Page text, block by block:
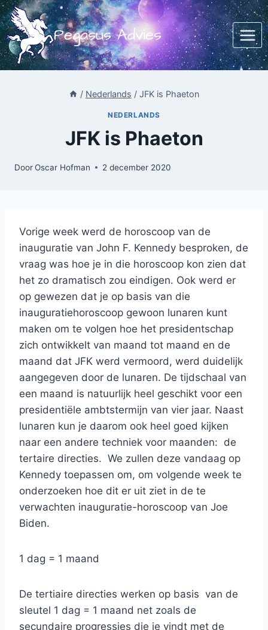
Doorgaan
naar
inhoud
Pegasus Advies
/ Nederlands / JFK is Phaeton
NEDERLANDS
JFK is Phaeton
DoorOscar Hofman 2 december 2020
Vorige week werd de horoscoop van de
inauguratie van John F. Kennedy besproken, de
vraag was hoe je in die horoscoop kon zien dat
het zo dramatisch zou eindigen. Ook werd er
op gewezen dat je op basis van die
inauguratiehoroscoop gewoon lunaren kunt
maken om te volgen hoe het presidentschap
zich ontwikkelt van maand tot maand en de
maand dat JFK werd vermoord, werd duidelijk
aangegeven door de lunaren. De tijdschaal van
een maand is natuurlijk heel geschikt voor een
presidentiële ambtstermijn van vier jaar. Naast
lunaren kun je daarom ook heel goed kijken
naar een andere techniek voor maanden: de
tertaire directies. We zullen deze vandaag op
Kennedy toepassen om, om volgende week te
onderzoeken hoe dit er uit ziet in de te
verwachten inauguratie-horoscoop van Joe
Biden.
1 dag = 1 maand
De tertiaire directies werken op basis van de
sleutel 1 dag = 1 maand net zoals de
secundaire progressies die je vindt met de